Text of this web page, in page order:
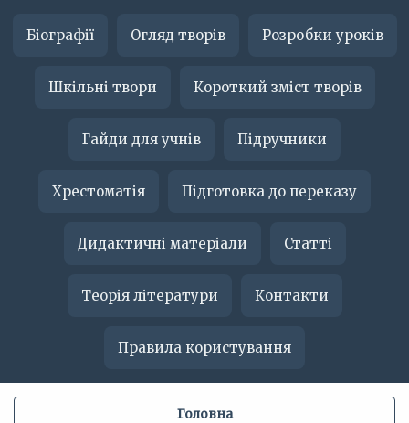
Біографії Огляд творів Розробки уроків
Шкільні твори Короткий зміст творів
Гайди для учнів Підручники
Хрестоматія Підготовка до переказу
Дидактичні матеріали Статті
Теорія літератури Контакти
Правила користування
Головна